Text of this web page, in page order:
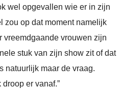
wel opgevallen wie er in zijn
zou op dat moment namelijk
vreemdgaande vrouwen zijn
stuk van zijn show zit of dat
natuurlijk maar de vraag.
er vanaf.”